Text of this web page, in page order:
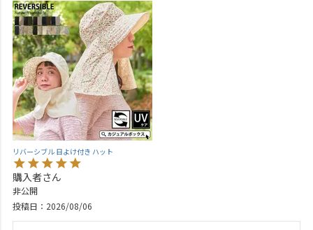
リバーシブル 日よけ付き ハット
購入者
非公開
投稿日
2026/08/06